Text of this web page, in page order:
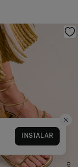
INSTALAR